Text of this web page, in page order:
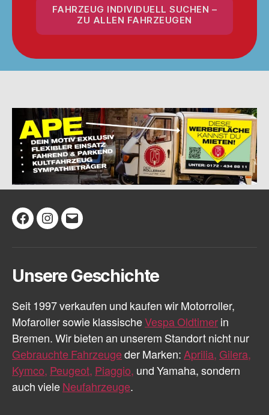
FAHRZEUG INDIVIDUELL SUCHEN –
ZU ALLEN FAHRZEUGEN
Facebook
Instagram
E-
Unsere Geschichte
Seit 1997 verkaufen und kaufen wir Motorroller,
Mofaroller sowie klassischeVespa Oldtimer in
Bremen. Wir bieten an unserem Standort nicht nur
Gebrauchte Fahrzeugeder Marken: Aprilia, Gilera,
Kymco, Peugeot, Piaggio, und Yamaha, sondern
auch viele Neufahrzeuge.